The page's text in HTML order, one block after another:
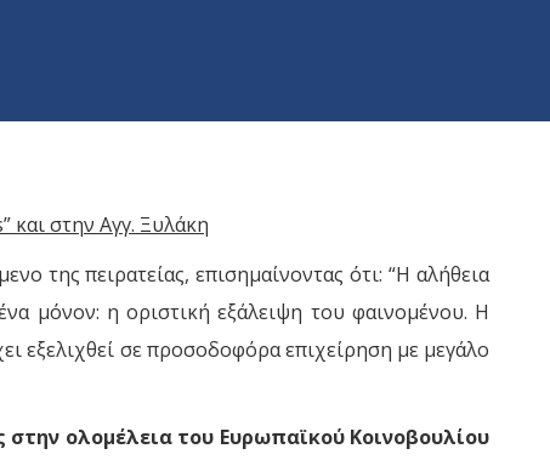
στην Αγγ. Ξυλάκη
της πειρατείας, επισημαίνοντας ότι: “Η αλήθεια
μόνον: η οριστική εξάλειψη του φαινομένου. Η
εξελιχθεί σε προσοδοφόρα επιχείρηση με μεγάλο
ολομέλεια του Ευρωπαϊκού Κοινοβουλίου